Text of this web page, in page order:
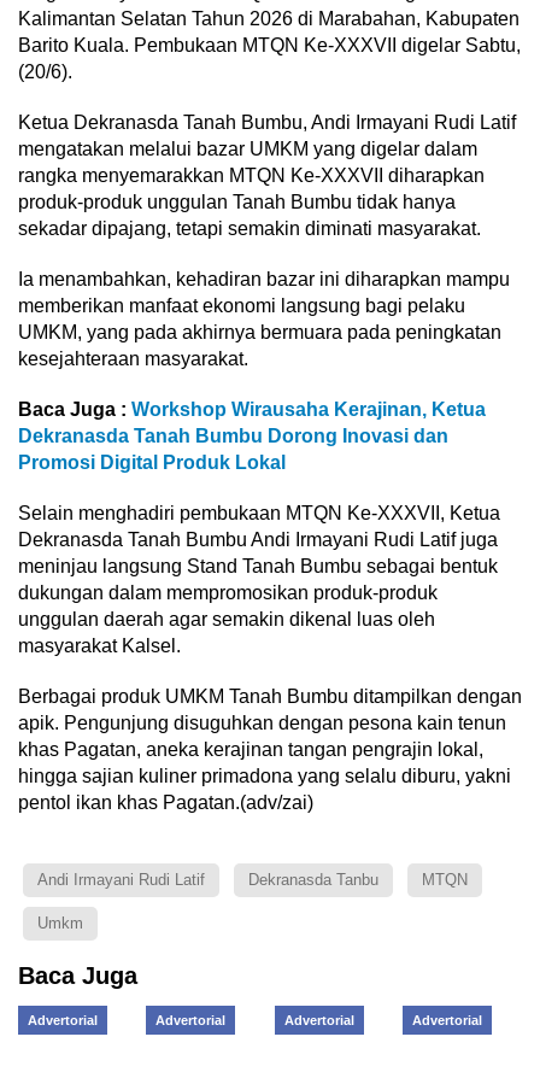
Kalimantan Selatan Tahun 2026 di Marabahan, Kabupaten
Barito Kuala. Pembukaan MTQN Ke-XXXVII digelar Sabtu,
(20/6).
Ketua Dekranasda Tanah Bumbu, Andi Irmayani Rudi Latif
mengatakan melalui bazar UMKM yang digelar dalam
rangka menyemarakkan MTQN Ke-XXXVII diharapkan
produk-produk unggulan Tanah Bumbu tidak hanya
sekadar dipajang, tetapi semakin diminati masyarakat.
Ia menambahkan, kehadiran bazar ini diharapkan mampu
memberikan manfaat ekonomi langsung bagi pelaku
UMKM, yang pada akhirnya bermuara pada peningkatan
kesejahteraan masyarakat.
Baca Juga : Workshop Wirausaha Kerajinan, Ketua
Dekranasda Tanah Bumbu Dorong Inovasi dan
Promosi Digital Produk Lokal
Selain menghadiri pembukaan MTQN Ke-XXXVII, Ketua
Dekranasda Tanah Bumbu Andi Irmayani Rudi Latif juga
meninjau langsung Stand Tanah Bumbu sebagai bentuk
dukungan dalam mempromosikan produk-produk
unggulan daerah agar semakin dikenal luas oleh
masyarakat Kalsel.
Berbagai produk UMKM Tanah Bumbu ditampilkan dengan
apik. Pengunjung disuguhkan dengan pesona kain tenun
khas Pagatan, aneka kerajinan tangan pengrajin lokal,
hingga sajian kuliner primadona yang selalu diburu, yakni
pentol ikan khas Pagatan.(adv/zai)
Andi Irmayani Rudi Latif Dekranasda Tanbu MTQN
Umkm
Baca Juga
Advertorial Advertorial Advertorial Advertorial